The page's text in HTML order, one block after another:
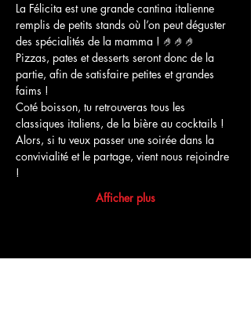
La Félicita est une grande cantina italienne
remplis de petits stands où l’on peut déguster
des spécialités de la mamma ! 🤌🤌🤌
Pizzas, pates et desserts seront donc de la
partie, afin de satisfaire petites et grandes
faims !
Coté boisson, tu retrouveras tous les
classiques italiens, de la bière au cocktails !
Alors, si tu veux passer une soirée dans la
convivialité et le partage, vient nous rejoindre
!
Afficher plus